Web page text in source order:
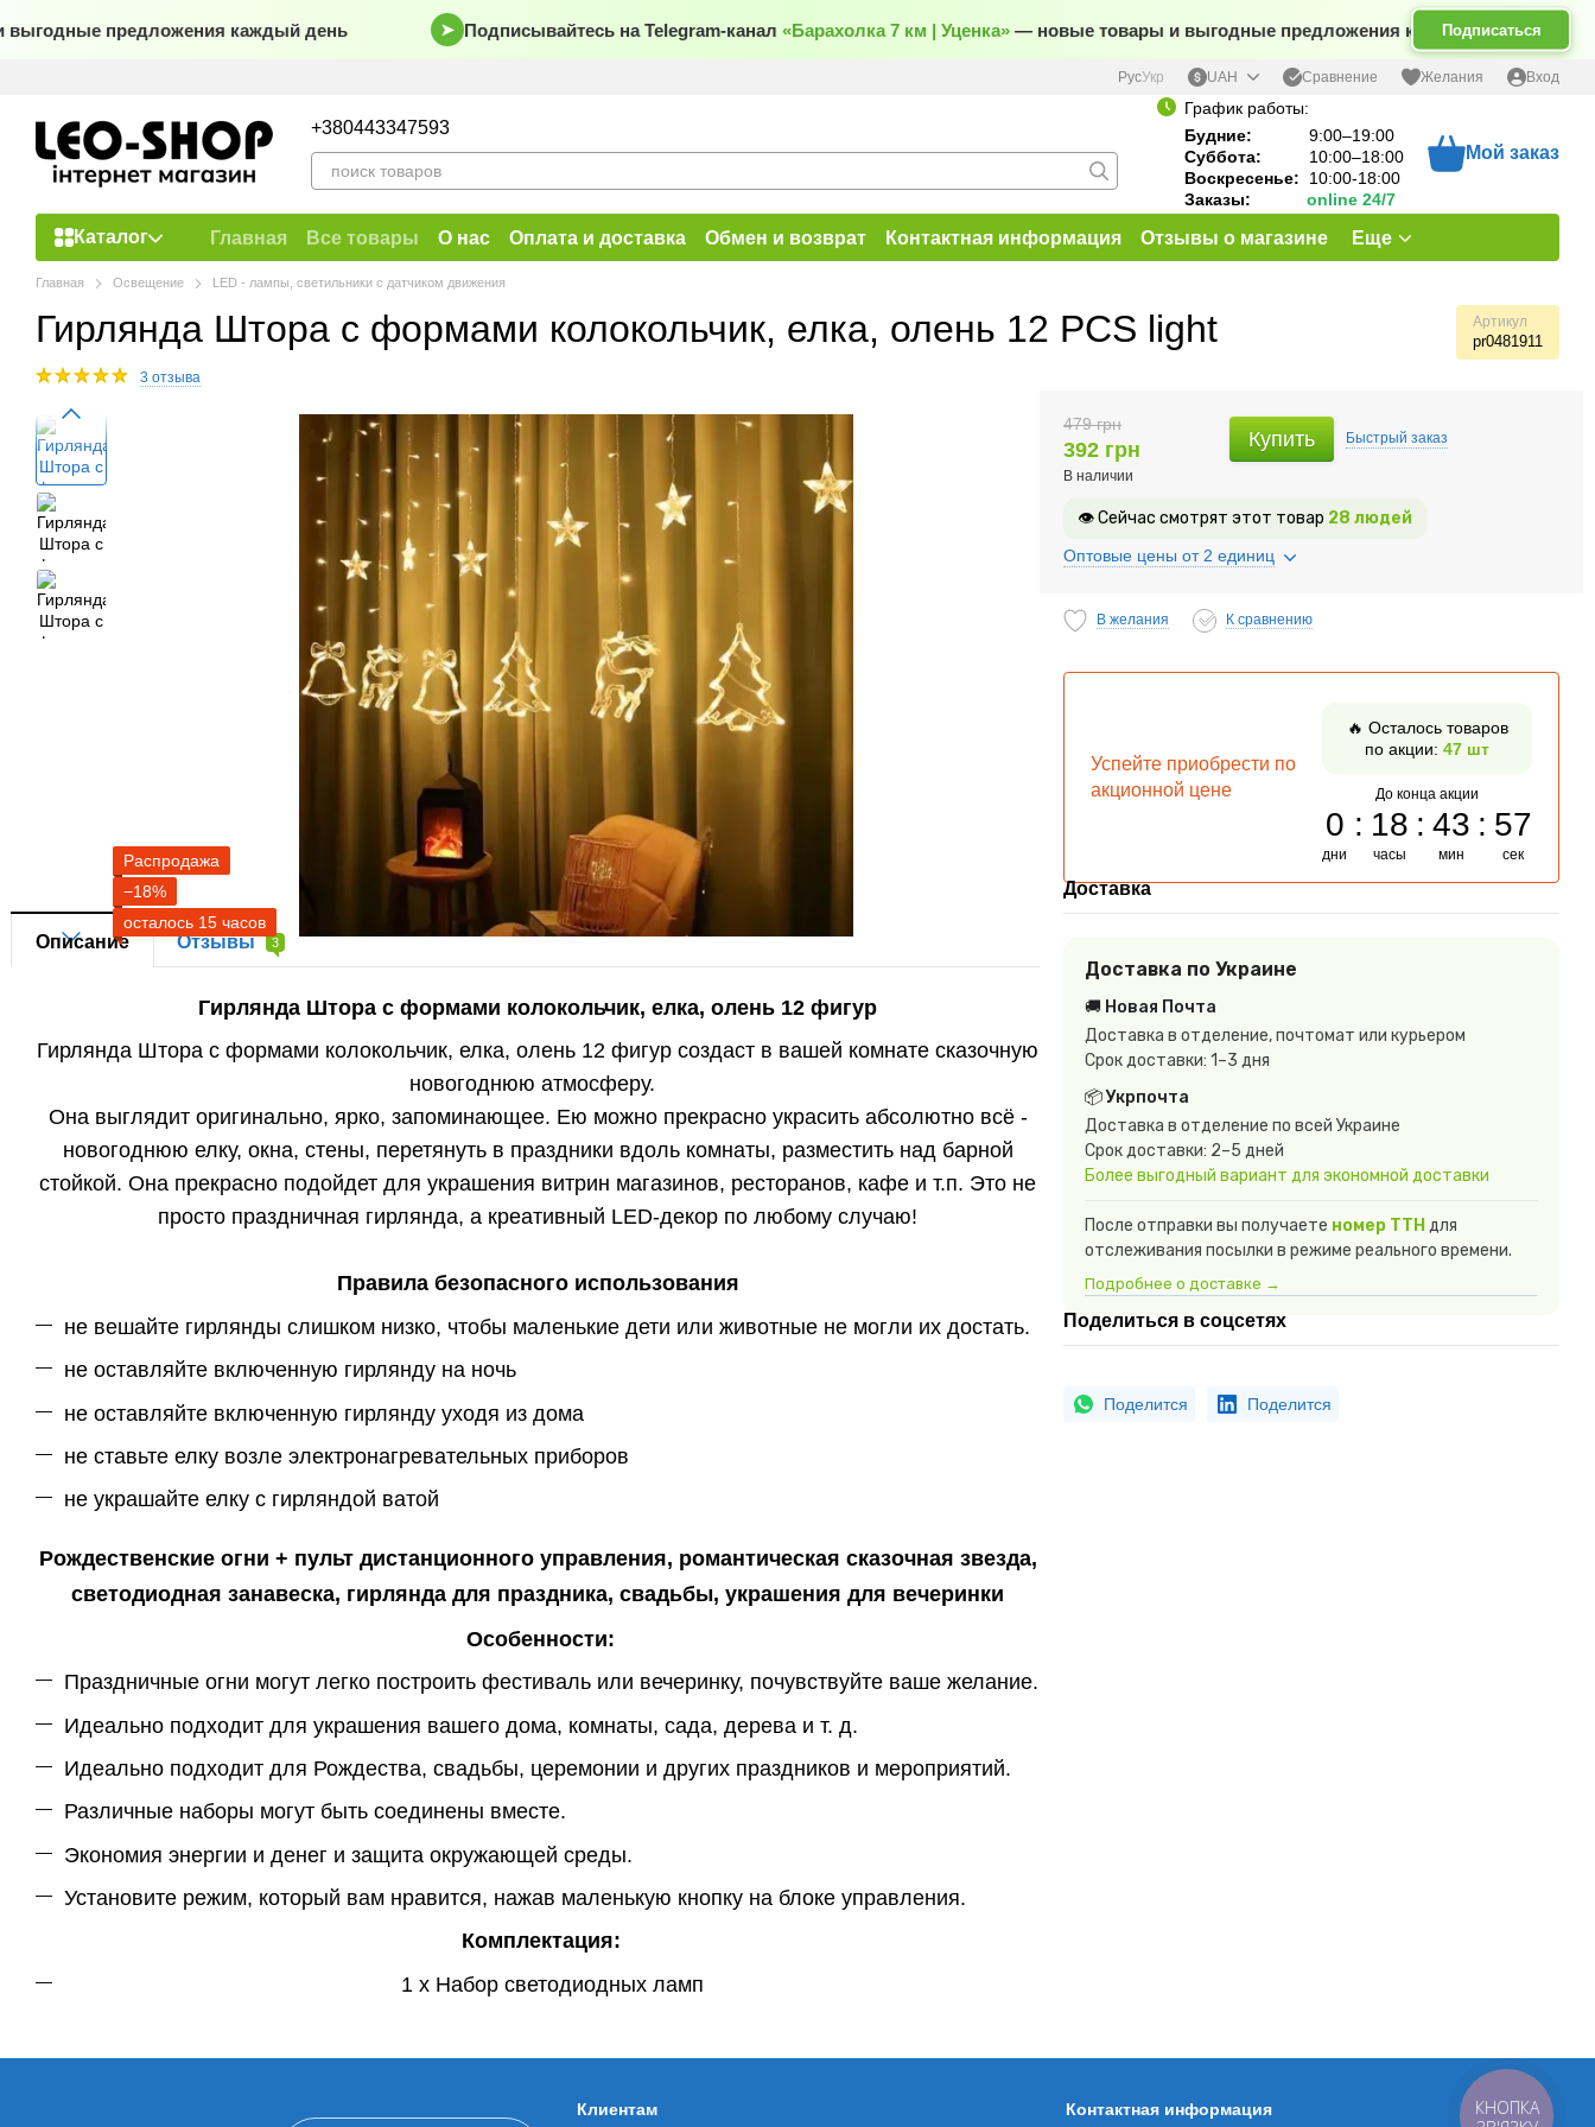
предложения каждый день Подписывайтесь на Telegram-канал«Барахолка 7 км | Уценка»— новые товары и выгодные предложения каждый день
Подписаться
РусУкр UAH Сравнение Желания Вход
+380443347593
График работы:
Будние:
9:00–19:00
Суббота: 10:00–18:00
Воскресенье: 10:00-18:00
Заказы:
online 24/7
Мой заказ
Каталог Главная Все товары О нас Оплата и доставка Обмен и возврат Контактная информация Отзывы о магазине Еще
Главная Освещение LED - лампы, светильники с датчиком движения
Гирлянда Штора с формами колокольчик, елка, олень 12 PCS light Артикул
pr0481911
3 отзыва
Распродажа
−18%
осталось 15 часов
Описание Отзывы 3
Гирлянда Штора с формами колокольчик, елка, олень 12 фигур
Гирлянда Штора с формами колокольчик, елка, олень 12 фигур создаст в вашей комнате сказочную
новогоднюю атмосферу.
Она выглядит оригинально, ярко, запоминающее. Ею можно прекрасно украсить абсолютно всё -
новогоднюю елку, окна, стены, перетянуть в праздники вдоль комнаты, разместить над барной
стойкой. Она прекрасно подойдет для украшения витрин магазинов, ресторанов, кафе и т.п. Это не
просто праздничная гирлянда, а креативный LED-декор по любому случаю!
Правила безопасного использования
не вешайте гирлянды слишком низко, чтобы маленькие дети или животные не могли их достать.
не оставляйте включенную гирлянду на ночь
не оставляйте включенную гирлянду уходя из дома
не ставьте елку возле электронагревательных приборов
не украшайте елку с гирляндой ватой
Рождественские огни + пульт дистанционного управления, романтическая сказочная звезда,
светодиодная занавеска, гирлянда для праздника, свадьбы, украшения для вечеринки
Особенности:
Праздничные огни могут легко построить фестиваль или вечеринку, почувствуйте ваше желание.
Идеально подходит для украшения вашего дома, комнаты, сада, дерева и т. д.
Идеально подходит для Рождества, свадьбы, церемонии и других праздников и мероприятий.
Различные наборы могут быть соединены вместе.
Экономия энергии и денег и защита окружающей среды.
Установите режим, который вам нравится, нажав маленькую кнопку на блоке управления.
Комплектация:
1 х Набор светодиодных ламп
479 грн
392 грн
В наличии
Купить Быстрый заказ
👁 Сейчас смотрят этот товар 28 людей
Оптовые цены от 2 единиц
В желания К сравнению
Успейте приобрести по
акционной цене
🔥 Осталось товаров
по акции: 47 шт
До конца акции
0
дни
18
часы
43
мин
56
сек
Доставка
Доставка по Украине
🚚 Новая Почта
Доставка в отделение, почтомат или курьером
Срок доставки: 1–3 дня
📦 Укрпочта
Доставка в отделение по всей Украине
Срок доставки: 2–5 дней
Более выгодный вариант для экономной доставки
После отправки вы получаете номер ТТН для
отслеживания посылки в режиме реального времени.
Подробнее о доставке →
Поделиться в соцсетях
Поделится Поделится
Клиентам Контактная информация
КНОПКА